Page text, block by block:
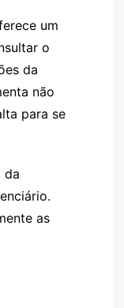
um
o
da
não
para se
da
as